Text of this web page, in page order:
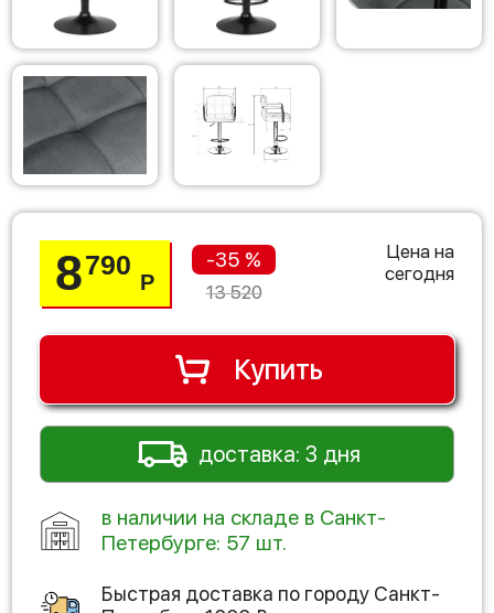
8790
Р
-35 %
13 520
Цена на
сегодня
Купить
доставка: 3 дня
в наличии на складе в Санкт-
Петербурге: 57 шт.
Быстрая доставка по городу Санкт-